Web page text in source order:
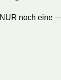
noch